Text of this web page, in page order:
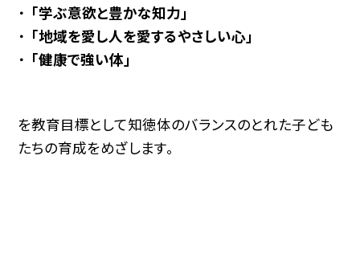
「学ぶ意欲と豊かな知力」
「地域を愛し人を愛するやさしい心」
「健康で強い体」
を教育目標として知徳体のバランスのとれた子ども
たちの育成をめざします。